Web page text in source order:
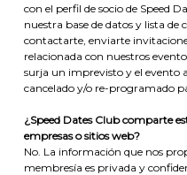
con el perfil de socio de Speed
nuestra base de datos y lista
contactarte, enviarte
relacionada con nuestros
surja un imprevisto y el evento
cancelado y/o re-programado
¿Speed Dates Club comparte
empresas o sitios web?
No. La información que nos
membresía es privada y